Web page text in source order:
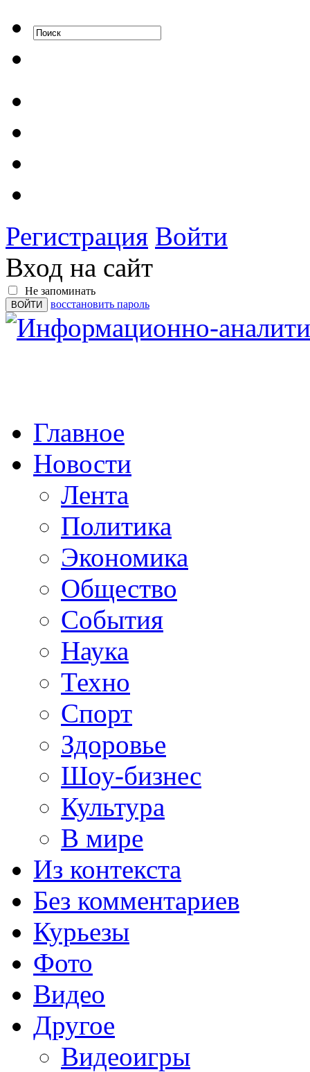
Регистрация Войти
Вход на сайт
Не запоминать
восстановить пароль
Главное
Новости
Лента
Политика
Экономика
Общество
События
Наука
Техно
Спорт
Здоровье
Шоу-бизнес
Культура
В мире
Из контекста
Без комментариев
Курьезы
Фото
Видео
Другое
Видеоигры